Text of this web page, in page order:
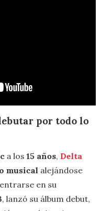
por todo lo
a los 15 años, Delta
musical alejándose
en su
, lanzó su álbum debut,